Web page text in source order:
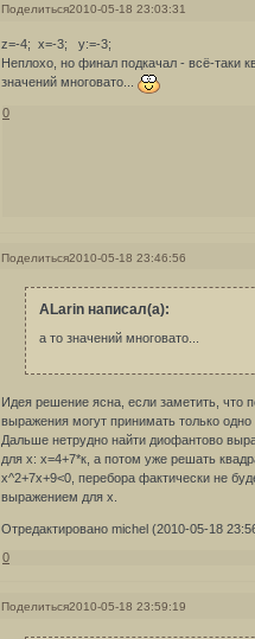
Поделиться2010-05-18 23:03:31
z=-4; x=-3; y:=-3;
Неплохо, но финал подкачал - всё-таки
значений многовато...
0
Поделиться2010-05-18 23:46:56
ALarin написал(а):
а то значений многовато...
Идея решение ясна, если заметить, что
выражения могут принимать только одно
Дальше нетрудно найти диофантово
для х: х=4+7*к, а потом уже решать
х^2+7x+9<0, перебора фактически не
выражением для х.
Отредактировано michel (2010-05-18
0
Поделиться2010-05-18 23:59:19